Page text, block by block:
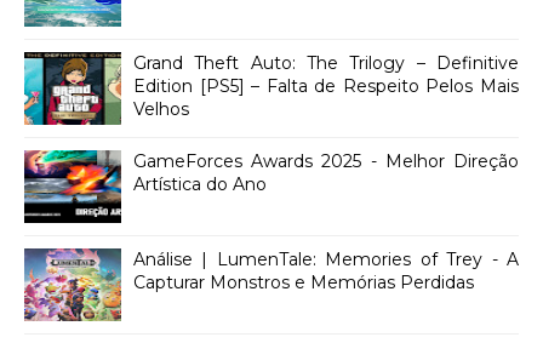
Grand Theft Auto: The Trilogy – Definitive
Edition [PS5] – Falta de Respeito Pelos Mais
Velhos
GameForces Awards 2025 - Melhor Direção
Artística do Ano
Análise | LumenTale: Memories of Trey - A
Capturar Monstros e Memórias Perdidas